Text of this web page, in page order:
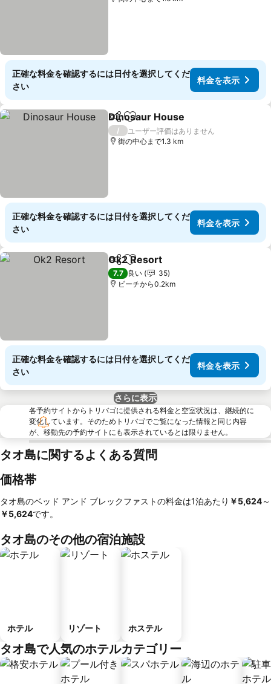
正確な料金を確認するには日付を選択してくだ
さい
料金を表示
シェアお気に入りに追加
Dinosaur House
/
ユーザー評価はありません
街の中心まで1.3 km
正確な料金を確認するには日付を選択してくだ
さい
料金を表示
シェアお気に入りに追加
Ok2 Resort
7.7 良い
35
ビーチから0.2km
正確な料金を確認するには日付を選択してくだ
さい
料金を表示
さらに表示
各予約サイトからトリバゴに提供される料金と空室状況は、継続的に
変化しています。そのためトリバゴでご覧になった情報と同じ内容
が、移動先の予約サイトにも表示されているとは限りません。
タオ島に関するよくある質問
価格帯
タオ島のベッド アンド ブレックファストの料金は1泊あたり ‎￥5,624～
￥5,624です。
タオ島のその他の宿泊施設
ホテル リゾート ホステル
タオ島で人気のホテルカテゴリー